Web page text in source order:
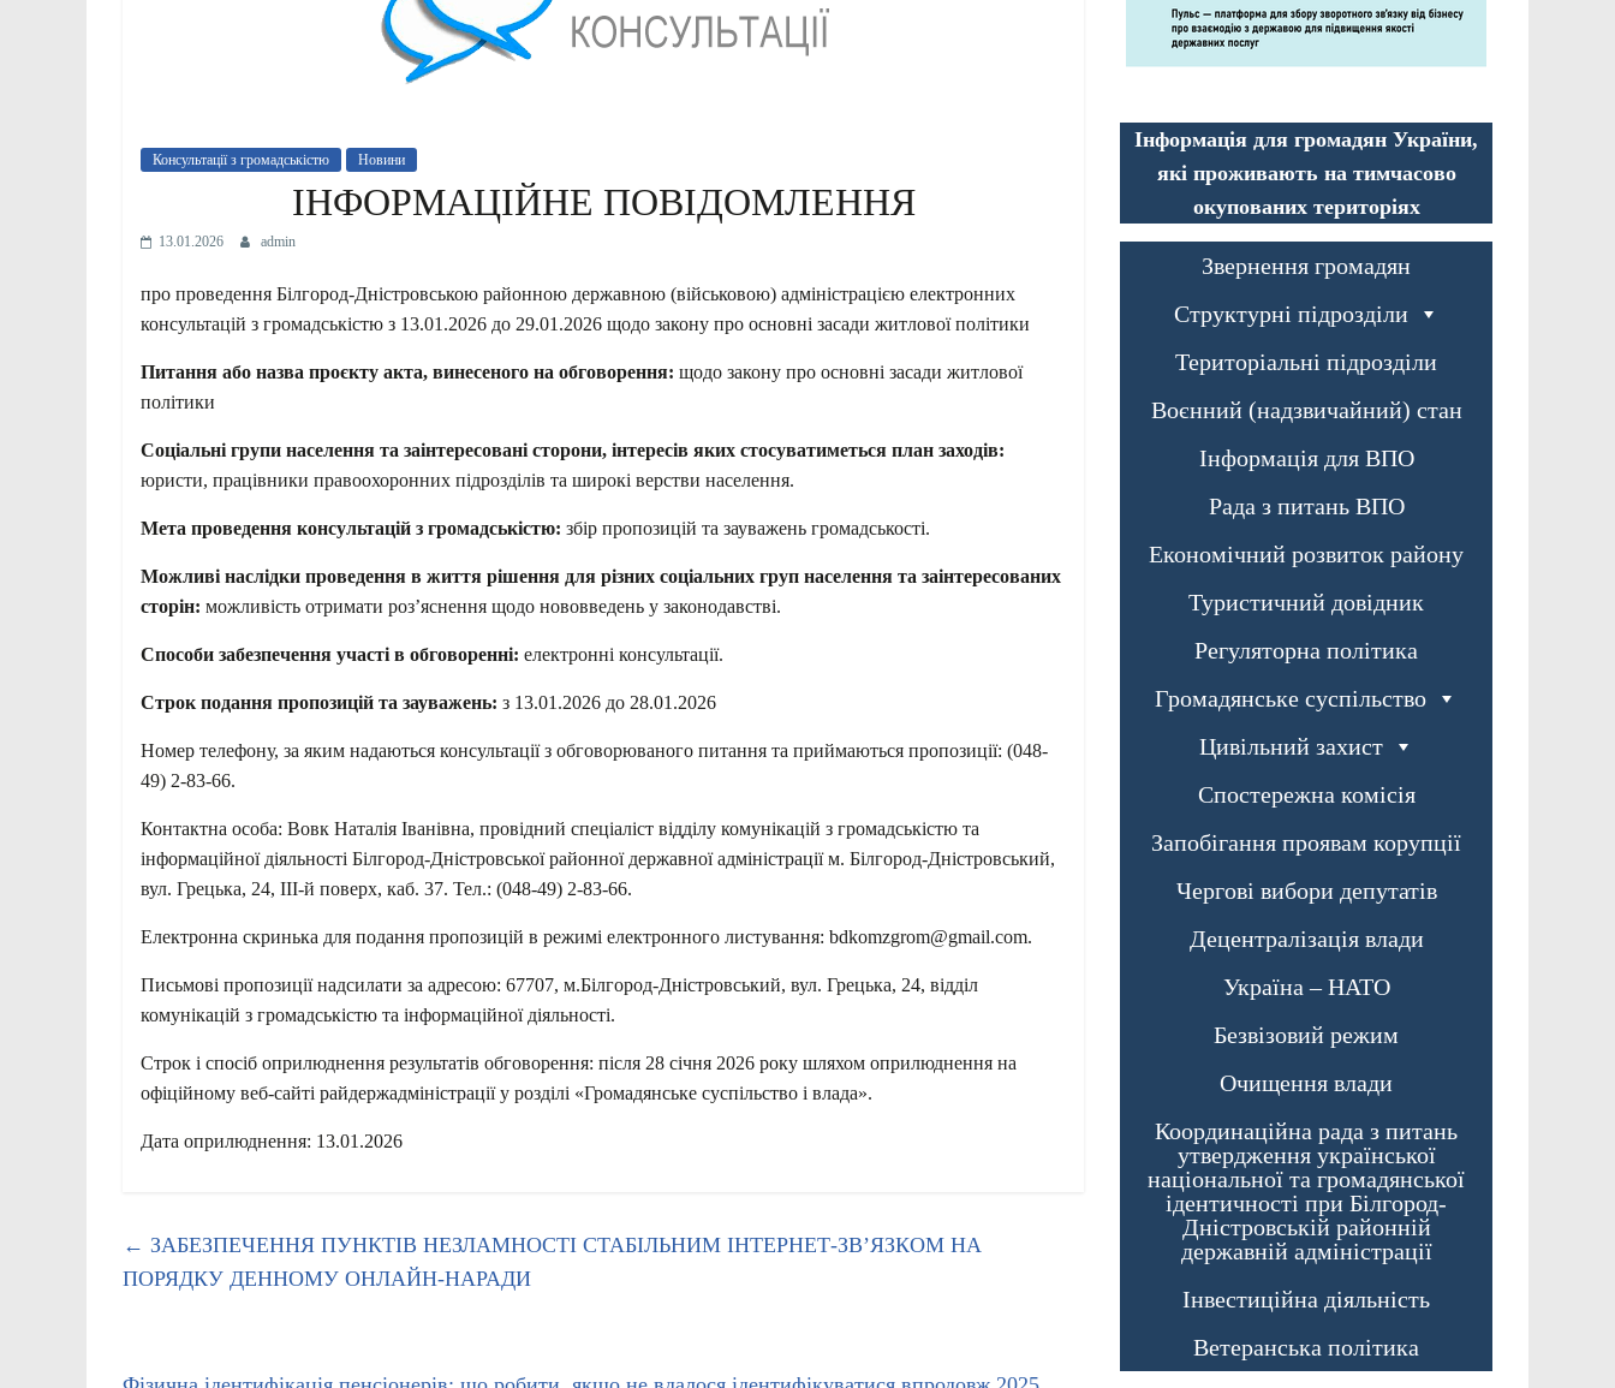
Консультації з громадськістю Новини
ІНФОРМАЦІЙНЕ ПОВІДОМЛЕННЯ
13.01.2026 admin
про проведення Білгород-Дністровською районною державною (військовою) адміністрацією електронних
консультацій з громадськістю з 13.01.2026 до 29.01.2026 щодо закону про основні засади житлової політики
Питання або назва проєкту акта, винесеного на обговорення: щодо закону про основні засади житлової
політики
Соціальні групи населення та заінтересовані сторони, інтересів яких стосуватиметься план заходів:
юристи, працівники правоохоронних підрозділів та широкі верстви населення.
Мета проведення консультацій з громадськістю: збір пропозицій та зауважень громадськості.
Можливі наслідки проведення в життя рішення для різних соціальних груп населення та заінтересованих
сторін: можливість отримати роз’яснення щодо нововведень у законодавстві.
Способи забезпечення участі в обговоренні: електронні консультації.
Строк подання пропозицій та зауважень: з 13.01.2026 до 28.01.2026
Номер телефону, за яким надаються консультації з обговорюваного питання та приймаються пропозиції: (048-
49) 2-83-66.
Контактна особа: Вовк Наталія Іванівна, провідний спеціаліст відділу комунікацій з громадськістю та
інформаційної діяльності Білгород-Дністровської районної державної адміністрації м. Білгород-Дністровський,
вул. Грецька, 24, IІІ-й поверх, каб. 37. Тел.: (048-49) 2-83-66.
Електронна скринька для подання пропозицій в режимі електронного листування: bdkomzgrom@gmail.com.
Письмові пропозиції надсилати за адресою: 67707, м.Білгород-Дністровський, вул. Грецька, 24, відділ
комунікацій з громадськістю та інформаційної діяльності.
Строк і спосіб оприлюднення результатів обговорення: після 28 січня 2026 року шляхом оприлюднення на
офіційному веб-сайті райдержадміністрації у розділі «Громадянське суспільство і влада».
Дата оприлюднення: 13.01.2026
← ЗАБЕЗПЕЧЕННЯ ПУНКТІВ НЕЗЛАМНОСТІ СТАБІЛЬНИМ ІНТЕРНЕТ-ЗВ’ЯЗКОМ НА
ПОРЯДКУ ДЕННОМУ ОНЛАЙН-НАРАДИ
Інформація для громадян України,
які проживають на тимчасово
окупованих територіях
Звернення громадян
Структурні підрозділи
Територіальні підрозділи
Воєнний (надзвичайний) стан
Інформація для ВПО
Рада з питань ВПО
Економічний розвиток району
Туристичний довідник
Регуляторна політика
Громадянське суспільство
Цивільний захист
Спостережна комісія
Запобігання проявам корупції
Чергові вибори депутатів
Децентралізація влади
Україна – НАТО
Безвізовий режим
Очищення влади
Координаційна рада з питань
утвердження української
національної та громадянської
ідентичності при Білгород-
Дністровській районній
державній адміністрації
Інвестиційна діяльність
Ветеранська політика